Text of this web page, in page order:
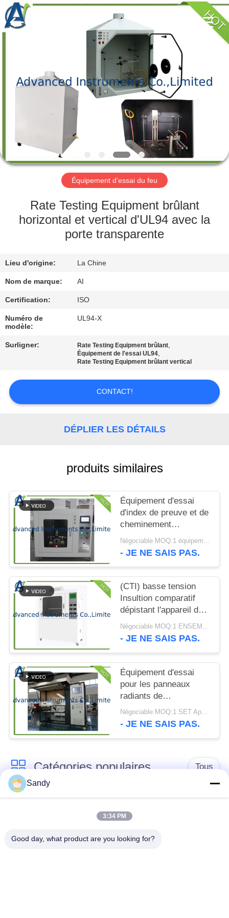
PRODUITS
DE
NOUS
VISITE
D'USINE
DE
QUALITÉ
CONTACTEZ-
NOUS
NOUVELLES
CAS
DEMANDEZ
CITATION
PLAN
DU
SITE
PRIVACY
POLICY
2026
Advanced
Instruments
Co.,Limited.
All
Équipement d'essai du feu
Rate Testing Equipment brûlant
horizontal et vertical d'UL94 avec la
porte transparente
Lieu d'origine: La Chine
Nom de marque: AI
Certification: ISO
Numéro de
modèle:
UL94-X
Surligner: Rate Testing Equipment brûlant,
Équipement de l'essai UL94,
Rate Testing Equipment brûlant vertical
CONTACT!
DÉPLIER LES DÉTAILS
produits similaires
Équipement d'essai
d'index de preuve et de
cheminement
comparatif par l'UL
746A
Négociable MOQ:1 équipement d'essai d'index de cheminement comparatif d'ENSEMBLE
- JE NE SAIS PAS.
(CTI) basse tension
Insultion comparatif
dépistant l'appareil de
contrôle d'index par
ASTM D3638-12
Négociable MOQ:1 ENSEMBLE Insultion comparatif dépistant l'appareil de contrôle d'index
- JE NE SAIS PAS.
Équipement d'essai
pour les panneaux
radiants de
revêtements de sol
ASTM E648 ISO 9239-
Négociable MOQ:1 SET Appareil d'essai de panneau de rayonnement pour plancher
- JE NE SAIS PAS.
Catégories populaires Tous
Équipement de test
Équipement de test
d'huile
Équipement d'essai
Machine d'essai de
Sandy
3:34 PM
Good day, what product are you looking for?